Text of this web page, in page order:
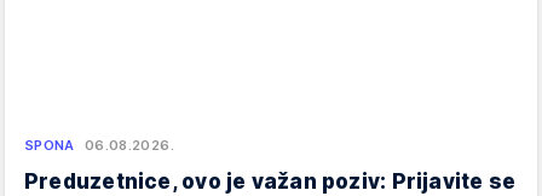
SPONA 06.08.2026.
Preduzetnice, ovo je važan poziv: Prijavite se